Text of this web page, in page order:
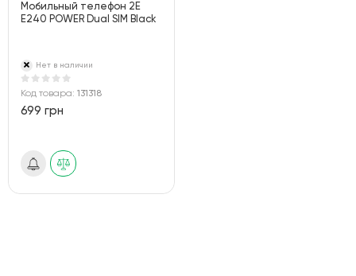
Мобильный телефон 2E
E240 POWER Dual SIM Black
Нет в наличии
Код товара: 131318
699 грн